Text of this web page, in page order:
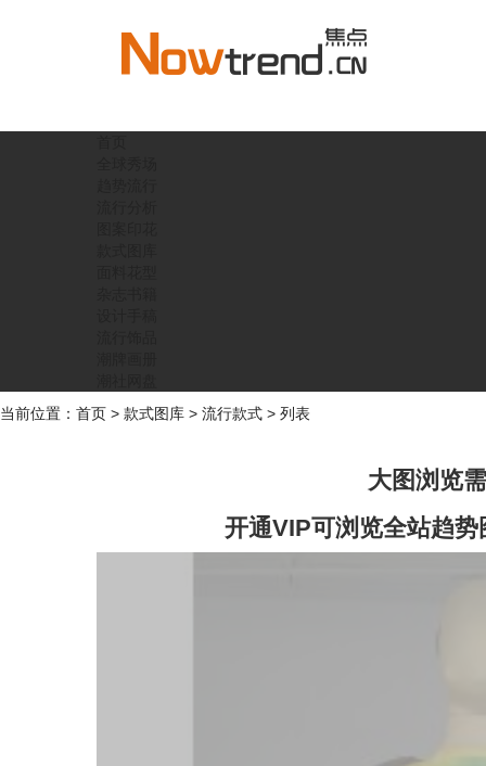
当前位置： 首页 > 款式图库 > 流行款式 > 列表
大图浏览
开通VIP可浏览全站趋